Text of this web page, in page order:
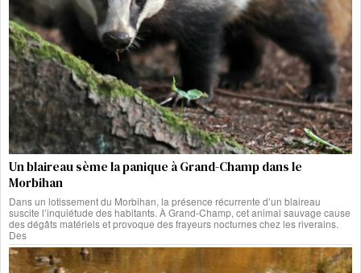
Un blaireau sème la panique à Grand-Champ dans le
Morbihan
Dans un lotissement du Morbihan, la présence récurrente d’un blaireau
suscite l’inquiétude des habitants. À Grand-Champ, cet animal sauvage cause
des dégâts matériels et provoque des frayeurs nocturnes chez les riverains.
Des